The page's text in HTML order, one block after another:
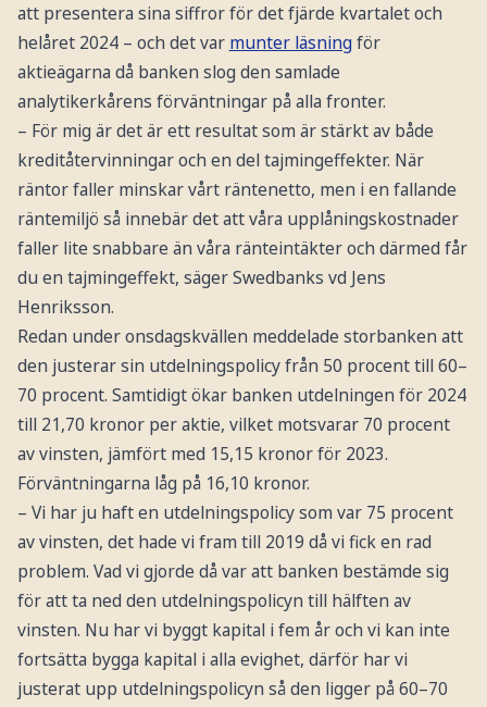
att presentera sina siffror för det fjärde kvartalet och
helåret 2024 – och det var munter läsningför
aktieägarna då banken slog den samlade
analytikerkårens förväntningar på alla fronter.
– För mig är det är ett resultat som är stärkt av både
kreditåtervinningar och en del tajmingeffekter. När
räntor faller minskar vårt räntenetto, men i en fallande
räntemiljö så innebär det att våra upplåningskostnader
faller lite snabbare än våra ränteintäkter och därmed får
du en tajmingeffekt, säger Swedbanks vd Jens
Henriksson.
Redan under onsdagskvällen meddelade storbanken att
den justerar sin utdelningspolicy från 50 procent till 60–
70 procent. Samtidigt ökar banken utdelningen för 2024
till 21,70 kronor per aktie, vilket motsvarar 70 procent
av vinsten, jämfört med 15,15 kronor för 2023.
Förväntningarna låg på 16,10 kronor.
– Vi har ju haft en utdelningspolicy som var 75 procent
av vinsten, det hade vi fram till 2019 då vi fick en rad
problem. Vad vi gjorde då var att banken bestämde sig
för att ta ned den utdelningspolicyn till hälften av
vinsten. Nu har vi byggt kapital i fem år och vi kan inte
fortsätta bygga kapital i alla evighet, därför har vi
justerat upp utdelningspolicyn så den ligger på 60–70